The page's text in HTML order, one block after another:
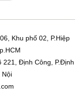
Khu phố 02, P.Hiệp
221, Định Công, P.Định
Nội